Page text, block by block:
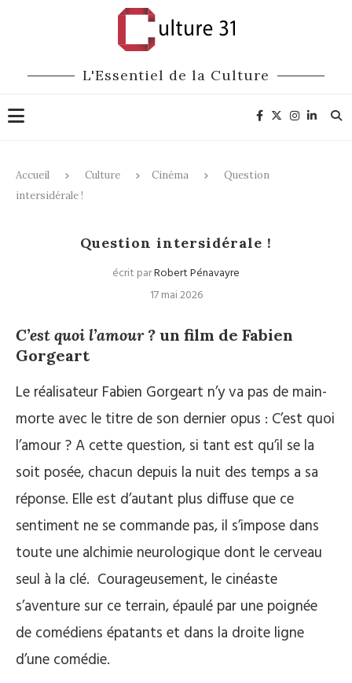
L'Essentiel de la Culture
Accueil Culture Cinéma
Question
intersidérale !
Question intersidérale !
écrit parRobert Pénavayre
17 mai 2026
C’est quoi l’amour ? un film de Fabien
Gorgeart
Le réalisateur Fabien Gorgeart n’y va pas de main-
morte avec le titre de son dernier opus : C’est quoi
l’amour ? A cette question, si tant est qu’il se la
soit posée, chacun depuis la nuit des temps a sa
réponse. Elle est d’autant plus diffuse que ce
sentiment ne se commande pas, il s’impose dans
toute une alchimie neurologique dont le cerveau
seul à la clé. Courageusement, le cinéaste
s’aventure sur ce terrain, épaulé par une poignée
de comédiens épatants et dans la droite ligne
d’une comédie.